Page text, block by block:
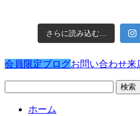
さらに読み込む...
会員限定ブログお問い合わせ来
ホーム